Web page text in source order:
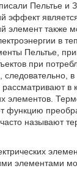
Пельтье и
эффект
элемент также
в
Пельтье,
при
в
в
элементов.
функцию
называют
элементами